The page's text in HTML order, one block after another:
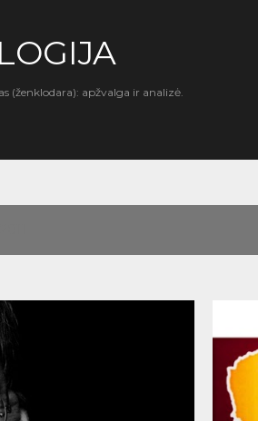
(ženklodara): apžvalga ir analizė.